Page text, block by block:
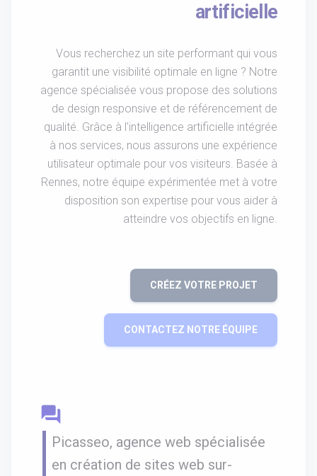
artificielle
Vous recherchez un site performant qui vous
garantit une visibilité optimale en ligne ? Notre
agence spécialisée vous propose des solutions
de design responsive et de référencement de
qualité. Grâce à l'intelligence artificielle intégrée
à nos services, nous assurons une expérience
utilisateur optimale pour vos visiteurs. Basée à
Rennes, notre équipe expérimentée met à votre
disposition son expertise pour vous aider à
atteindre vos objectifs en ligne.
CRÉEZ VOTRE PROJET
CONTACTEZ NOTRE ÉQUIPE
question_answer
Picasseo, agence web spécialisée
en création de sites web sur-